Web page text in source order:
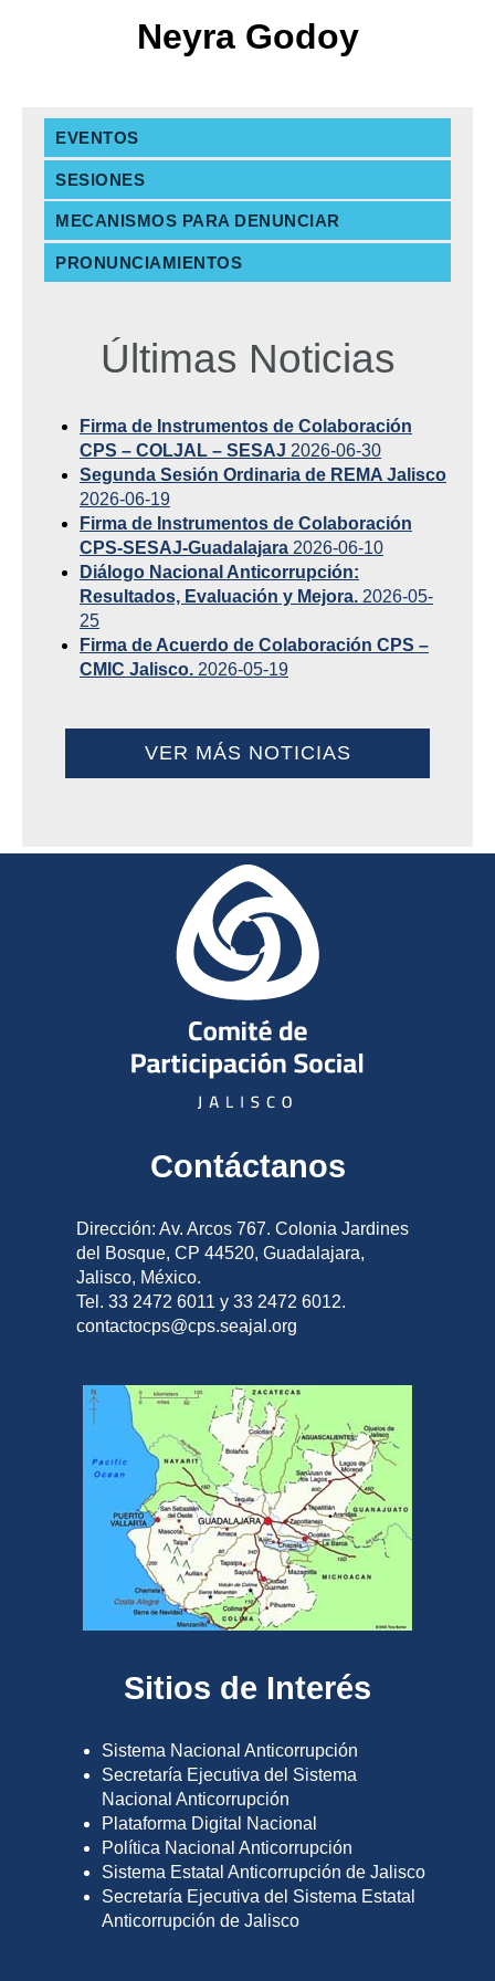
Neyra Godoy
EVENTOS
SESIONES
MECANISMOS PARA DENUNCIAR
PRONUNCIAMIENTOS
Últimas Noticias
Firma de Instrumentos de Colaboración
CPS – COLJAL – SESAJ 2026-06-30
Segunda Sesión Ordinaria de REMA Jalisco
2026-06-19
Firma de Instrumentos de Colaboración
CPS-SESAJ-Guadalajara 2026-06-10
Diálogo Nacional Anticorrupción:
Resultados, Evaluación y Mejora. 2026-05-
25
Firma de Acuerdo de Colaboración CPS –
CMIC Jalisco. 2026-05-19
VER MÁS NOTICIAS
Contáctanos
Dirección: Av. Arcos 767. Colonia Jardines
del Bosque, CP 44520, Guadalajara,
Jalisco, México.
Tel. 33 2472 6011 y 33 2472 6012.
contactocps@cps.seajal.org
Sitios de Interés
Sistema Nacional Anticorrupción
Secretaría Ejecutiva del Sistema
Nacional Anticorrupción
Plataforma Digital Nacional
Política Nacional Anticorrupción
Sistema Estatal Anticorrupción de Jalisco
Secretaría Ejecutiva del Sistema Estatal
Anticorrupción de Jalisco